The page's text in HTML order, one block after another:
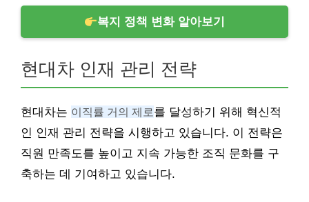
복지 정책 변화 알아보기
현대차 인재 관리 전략
현대차는 이직률 거의 제로를 달성하기 위해 혁신적
인 인재 관리 전략을 시행하고 있습니다. 이 전략은
직원 만족도를 높이고 지속 가능한 조직 문화를 구
축하는 데 기여하고 있습니다.